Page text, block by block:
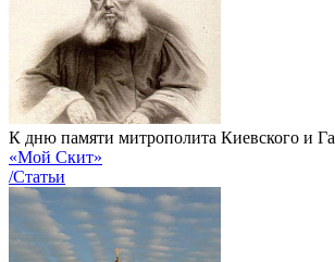
К дню памяти митрополита Киевского и
«Мой Скит»
/Статьи